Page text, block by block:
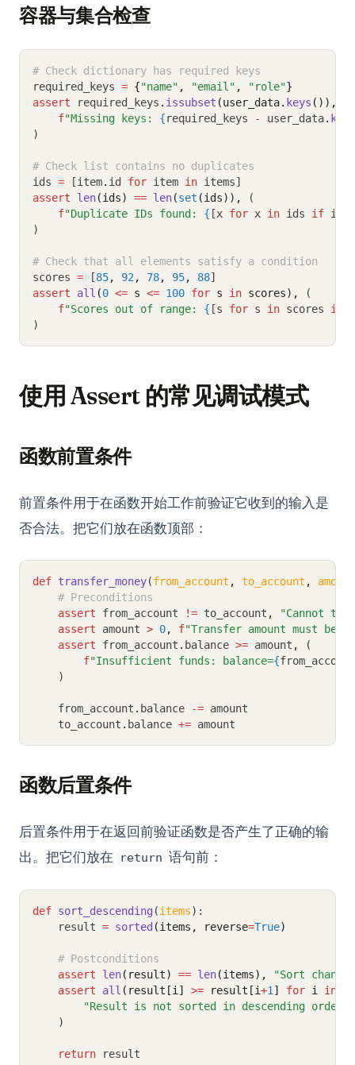
容器与集合检查
# Check dictionary has required keys
required_keys = {"name" , "email" , "role"}
assert required_keys . issubset (user_data. keys ()),
f"Missing keys: {required_keys - user_data. keys
)
# Check list contains no duplicates
ids = [item. id for item in items]
assert
len(ids) == len(set (ids)),
(
f"Duplicate IDs found: { [x for x in ids if ids
)
# Check that all elements satisfy a condition
scores = [85, 92 , 78, 95, 88]
assert
all (0 <= s <= 100 for s in scores),
(
f"Scores out of range: { [s for s in scores if
)
使用 Assert 的常见调试模式
函数前置条件
前置条件用于在函数开始工作前验证它收到的输入是
否合法。把它们放在函数顶部：
def transfer_money(from_account , to_account ,
amount
# Preconditions
assert from_account != to_account ,
"Cannot
assert amount > 0, f"Transfer amount must
assert from_account . balance >= amount ,
(
f"Insufficient funds: balance={from_account
    )
    from_account
. balance -= amount
    to_account
. balance += amount
函数后置条件
后置条件用于在返回前验证函数是否产生了正确的输
出。把它们放在
return 语句前：
def sort_descending (items):
    result
= sorted (items, reverse=True)
# Postconditions
assert
len(result) == len(items),
"Sort
assert
all (result[i] >= result[i+1 ] for i in
"Result is not sorted in descending order"
    )
return result